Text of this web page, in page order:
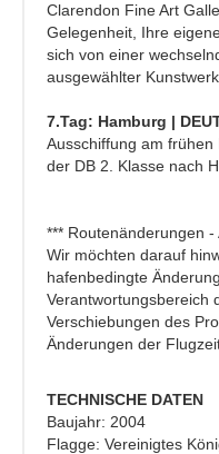
Clarendon Fine Art
Gelegenheit, Ihre
sich von einer
ausgewählter
7.Tag: Hamburg |
Ausschiffung am
der DB 2. Klasse nach
*** Routenänderungen
Wir möchten darauf
hafenbedingte
Verantwortungsbereich
Verschiebungen des
Änderungen der
TECHNISCHE DATEN
Baujahr: 2004
Flagge: Vereinigtes